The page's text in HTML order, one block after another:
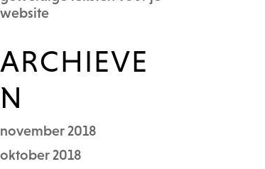
website
ARCHIEVE
N
november 2018
oktober 2018